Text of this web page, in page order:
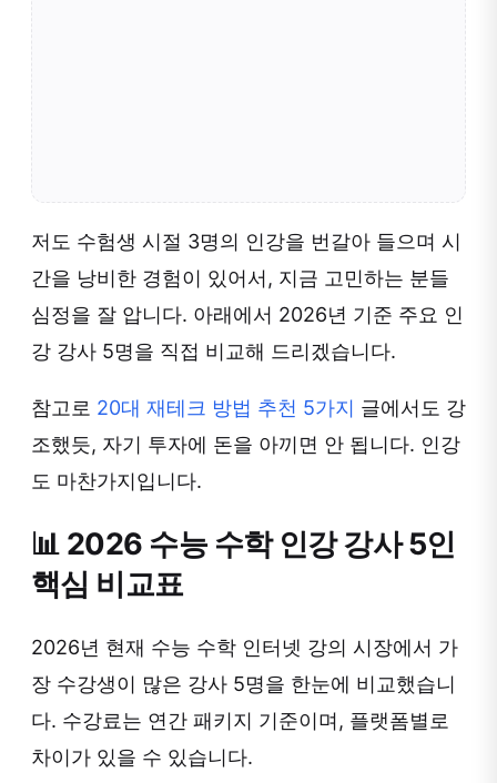
저도 수험생 시절 3명의 인강을 번갈아 들으며 시
간을 낭비한 경험이 있어서, 지금 고민하는 분들
심정을 잘 압니다. 아래에서 2026년 기준 주요 인
강 강사 5명을 직접 비교해 드리겠습니다.
참고로 20대 재테크 방법 추천 5가지 글에서도 강
조했듯, 자기 투자에 돈을 아끼면 안 됩니다. 인강
도 마찬가지입니다.
📊 2026 수능 수학 인강 강사 5인
핵심 비교표
2026년 현재 수능 수학 인터넷 강의 시장에서 가
장 수강생이 많은 강사 5명을 한눈에 비교했습니
다. 수강료는 연간 패키지 기준이며, 플랫폼별로
차이가 있을 수 있습니다.